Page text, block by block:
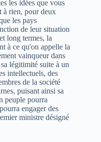
les idées que vous
à rien, pour deux
les pays
de leur situation
long termes, la
à ce qu'on appelle la
vainqueur dans
légitimité suite à un
intellectuels, des
de la société
puisant ainsi sa
peuple pourra
engager des
ministre désigné